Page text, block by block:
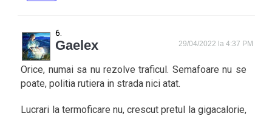
Gaelex 29/04/2022 la 4:37 PM
Orice, numai sa nu rezolve traficul. Semafoare nu se
poate, politia rutiera in strada nici atat.
Lucrari la termoficare nu, crescut pretul la gigacalorie,